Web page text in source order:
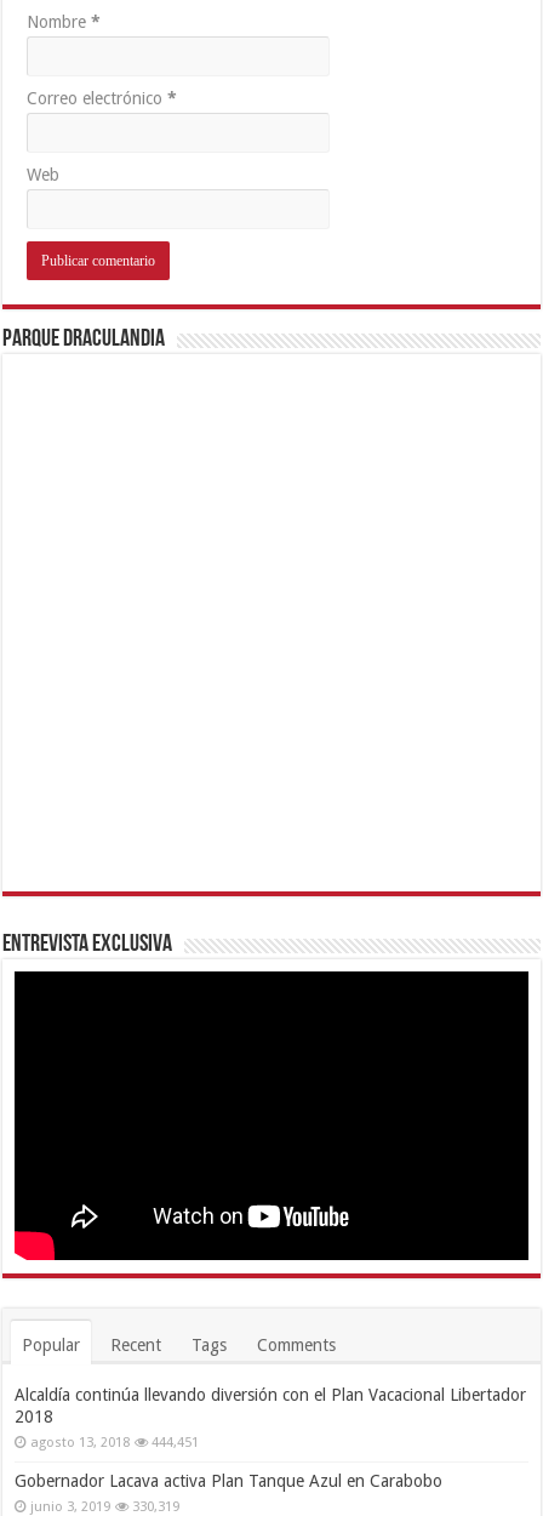
Nombre*
Correo electrónico*
Web
Parque Draculandia
Entrevista Exclusiva
Popular Recent Tags Comments
Alcaldía continúa llevando diversión con el Plan Vacacional Libertador
2018
agosto 13, 2018 444,451
Gobernador Lacava activa Plan Tanque Azul en Carabobo
junio 3, 2019 330,319